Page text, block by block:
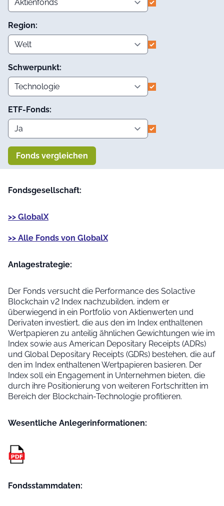
Region:
Schwerpunkt:
ETF-Fonds:
Fonds vergleichen
Fondsgesellschaft:
>> GlobalX
>> Alle Fonds von GlobalX
Anlage­strategie:
Der Fonds versucht die Performance des Solactive
Blockchain v2 Index nachzubilden, indem er
überwiegend in ein Portfolio von Aktienwerten und
Derivaten investiert, die aus den im Index enthaltenen
Wertpapieren zu anteilig ähnlichen Gewichtungen wie im
Index sowie aus American Depositary Receipts (ADRs)
und Global Depositary Receipts (GDRs) bestehen, die auf
den im Index enthaltenen Wertpapieren basieren. Der
Index soll ein Engagement in Unternehmen bieten, die
durch ihre Positionierung von weiteren Fortschritten im
Bereich der Blockchain-Technologie profitieren.
Wesentliche Anleger­informationen:
Fondsstammdaten: